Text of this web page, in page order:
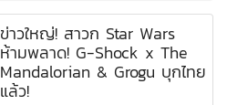
ข่าวใหญ่! สาวก Star Wars
ห้ามพลาด! G-Shock x The
Mandalorian & Grogu บุกไทย
แล้ว!